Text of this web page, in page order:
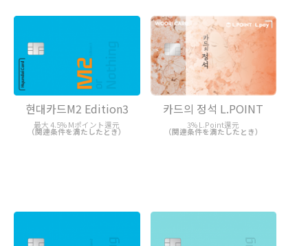
현대카드M2 Edition3
最大 4.5% Mポイント還元
（関連条件を満たしたとき）
카드의 정석 L.POINT
3% L.Point還元
（関連条件を満たしたとき）